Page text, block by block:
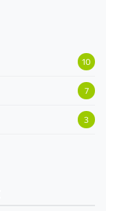
10
7
3